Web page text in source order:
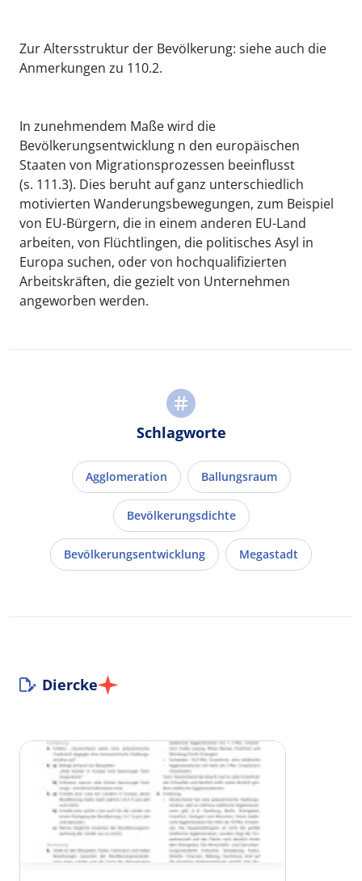
Zur Altersstruktur der Bevölkerung: siehe auch die
Anmerkungen zu 110.2.
In zunehmendem Maße wird die
Bevölkerungsentwicklung n den europäischen
Staaten von Migrationsprozessen beeinflusst
(s. 111.3). Dies beruht auf ganz unterschiedlich
motivierten Wanderungsbewegungen, zum Beispiel
von EU-Bürgern, die in einem anderen EU-Land
arbeiten, von Flüchtlingen, die politisches Asyl in
Europa suchen, oder von hochqualifizierten
Arbeitskräften, die gezielt von Unternehmen
angeworben werden.
Schlagworte
Agglomeration Ballungsraum
Bevölkerungsdichte
Bevölkerungsentwicklung Megastadt
Diercke